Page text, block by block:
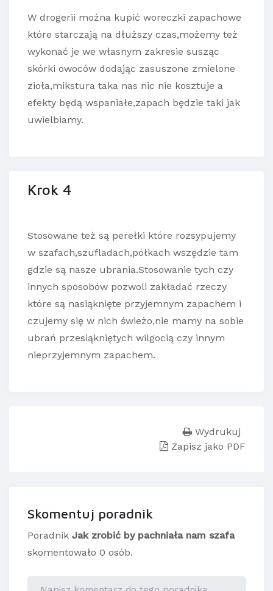
W drogerii można kupić woreczki zapachowe
które starczają na dłuższy czas,możemy też
wykonać je we własnym zakresie susząc
skórki owoców dodając zasuszone zmielone
zioła,mikstura taka nas nic nie kosztuje a
efekty będą wspaniałe,zapach będzie taki jak
uwielbiamy.
Krok 4
Stosowane też są perełki które rozsypujemy
w szafach,szufladach,półkach wszędzie tam
gdzie są nasze ubrania.Stosowanie tych czy
innych sposobów pozwoli zakładać rzeczy
które są nasiąknięte przyjemnym zapachem i
czujemy się w nich świeżo,nie mamy na sobie
ubrań przesiąkniętych wilgocią czy innym
nieprzyjemnym zapachem.
Wydrukuj
Zapisz jako PDF
Skomentuj poradnik
Poradnik Jak zrobić by pachniała nam szafa
skomentowało 0 osób.